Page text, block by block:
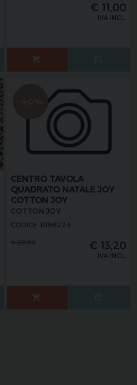
€ 11,00
IVA INCL.
CENTRO TAVOLA
QUADRATO NATALE JOY
COTTON JOY
COTTON JOY
CODICE: R196224
€ 13,20
IVA INCL.